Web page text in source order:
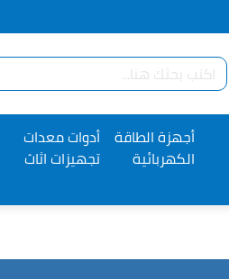
أجهزة الطاقة
الكهربائية
أدوات معدات
تجهيزات اثاث